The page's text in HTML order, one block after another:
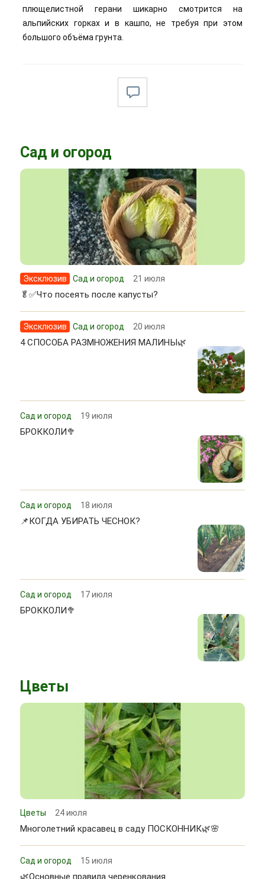
плющелистной герани шикарно смотрится на
альпийских горках и в кашпо, не требуя при этом
большого объёма грунта.
Сад и огород
Эксклюзив Сад и огород 21 июля
🥬✅Что посеять после капусты?
Эксклюзив Сад и огород 20 июля
4 СПОСОБА РАЗМНОЖЕНИЯ МАЛИНЫ🌿
Сад и огород 19 июля
БРОККОЛИ🥦
Сад и огород 18 июля
📌КОГДА УБИРАТЬ ЧЕСНОК?
Сад и огород 17 июля
БРОККОЛИ🥦
Цветы
Цветы 24 июля
Многолетний красавец в саду ПОСКОННИК🌿🌸
Сад и огород 15 июля
🌿Основные правила черенкования.